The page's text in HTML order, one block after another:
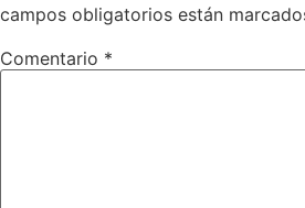
campos obligatorios están
Comentario *